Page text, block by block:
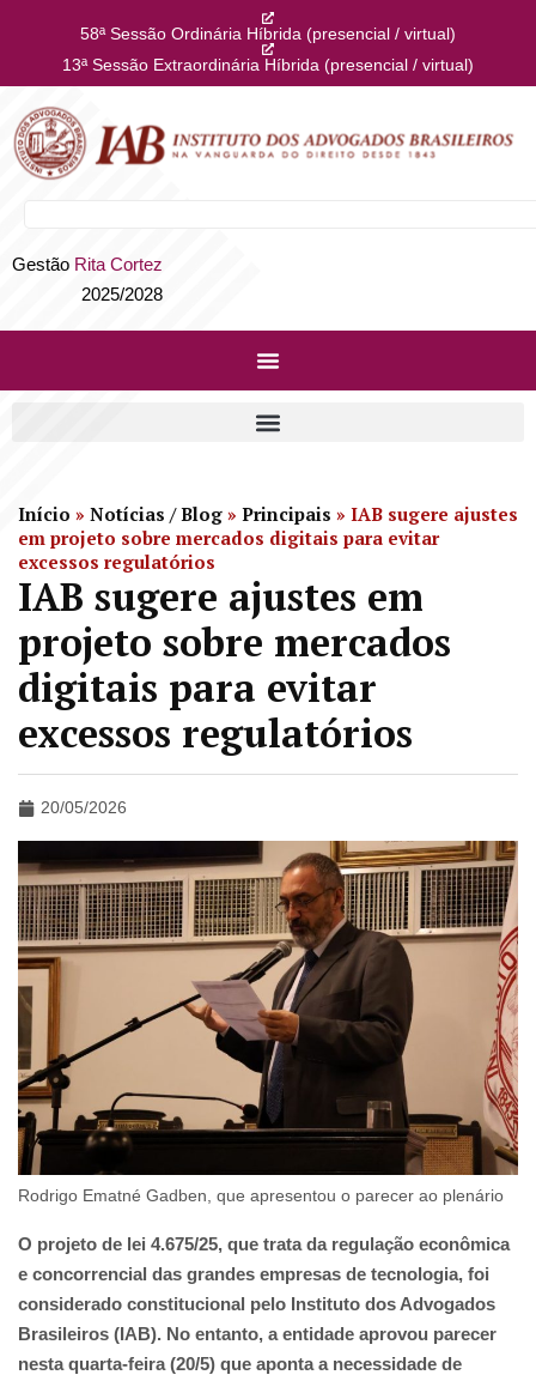
58ª Sessão Ordinária Híbrida (presencial / virtual)
13ª Sessão Extraordinária Híbrida (presencial / virtual)
Gestão Rita Cortez
2025/2028
Início » Notícias / Blog » Principais » IAB sugere ajustes
em projeto sobre mercados digitais para evitar
excessos regulatórios
IAB sugere ajustes em
projeto sobre mercados
digitais para evitar
excessos regulatórios
20/05/2026
Rodrigo Ematné Gadben, que apresentou o parecer ao plenário
O projeto de lei 4.675/25, que trata da regulação econômica
e concorrencial das grandes empresas de tecnologia, foi
considerado constitucional pelo Instituto dos Advogados
Brasileiros (IAB). No entanto, a entidade aprovou parecer
nesta quarta-feira (20/5) que aponta a necessidade de